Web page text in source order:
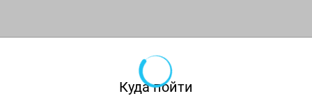
Куда пойти